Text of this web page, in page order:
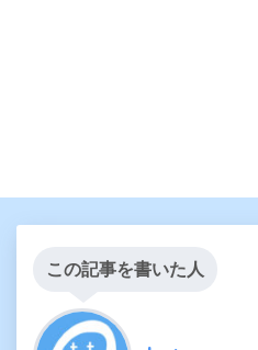
この記事を書いた人